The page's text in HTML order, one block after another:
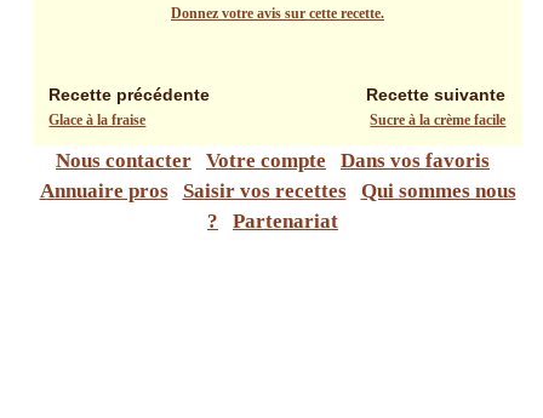
Donnez votre avis sur cette recette.
Recette précédente Recette suivante
Glace à la fraise Sucre à la crème facile
Nous contacter Votre compte
Dans vos favoris
Annuaire pros
Saisir vos recettes
Qui sommes nous
?
Partenariat